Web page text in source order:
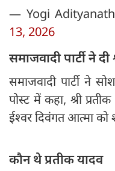
— Yogi
13, 2026
समाजवादी पार्टी ने दी
समाजवादी पार्टी ने
पोस्ट में कहा, श्री
ईश्वर दिवंगत आत्मा को
कौन थे प्रतीक यादव